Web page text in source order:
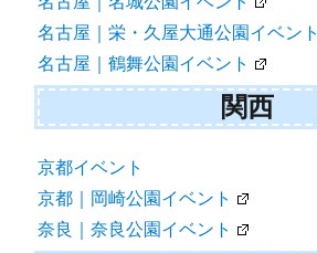
名古屋｜栄・久屋大通公園イベント
名古屋｜鶴舞公園イベント
関西
京都イベント
京都｜岡崎公園イベント
奈良｜奈良公園イベント